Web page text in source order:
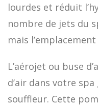
lourdes et réduit
nombre de jets du
mais
L’aérojet ou buse
d’air dans votre
souffleur. Cette